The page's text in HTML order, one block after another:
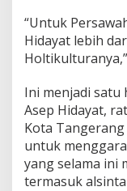
“Untuk
Hidayat lebih
Ini menjadi satu
Asep Hidayat,
Kota
untuk
yang selama ini
termasuk